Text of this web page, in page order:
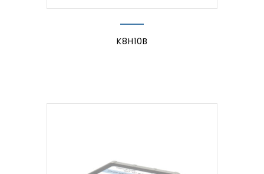
K8H10B